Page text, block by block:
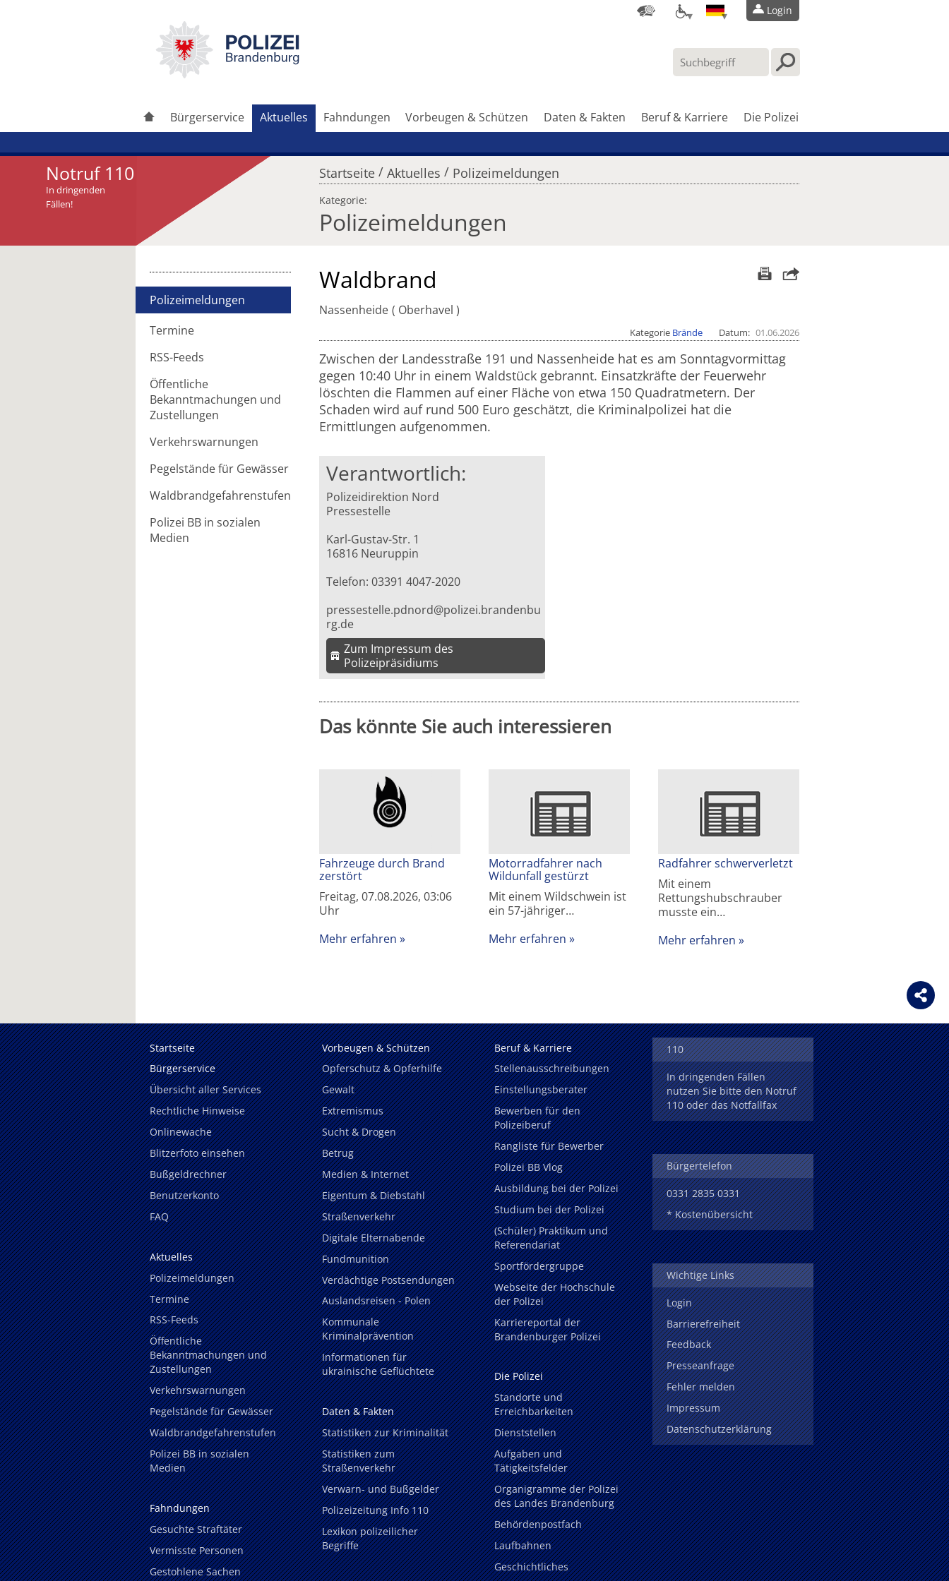
Login
Bürgerservice Aktuelles Fahndungen Vorbeugen & Schützen Daten & Fakten Beruf & Karriere Die Polizei
Notruf 110
In dringenden
Fällen!
Startseite / Aktuelles / Polizeimeldungen
Kategorie:
Polizeimeldungen
Polizeimeldungen
Termine
RSS-Feeds
Öffentliche
Bekanntmachungen und
Zustellungen
Verkehrswarnungen
Pegelstände für Gewässer
Waldbrandgefahrenstufen
Polizei BB in sozialen
Medien
Artikel weiterleiten Waldbrand
Nassenheide Oberhavel
Kategorie Brände Datum 01.06.2026
Zwischen der Landesstraße 191 und Nassenheide hat es am Sonntagvormittag
gegen 10:40 Uhr in einem Waldstück gebrannt. Einsatzkräfte der Feuerwehr
löschten die Flammen auf einer Fläche von etwa 150 Quadratmetern. Der
Schaden wird auf rund 500 Euro geschätzt, die Kriminalpolizei hat die
Ermittlungen aufgenommen.
Verantwortlich:
Polizeidirektion Nord
Pressestelle
Karl-Gustav-Str. 1
16816 Neuruppin
Telefon: 03391 4047-2020
pressestelle.pdnord@polizei.brandenbu
rg.de
Zum Impressum des
Polizeipräsidiums
Das könnte Sie auch interessieren
Fahrzeuge durch Brand
zerstört
Freitag, 07.08.2026, 03:06
Uhr
Mehr erfahren
Motorradfahrer nach
Wildunfall gestürzt
Mit einem Wildschwein ist
ein 57-jähriger…
Mehr erfahren
Radfahrer schwerverletzt
Mit einem
Rettungshubschrauber
musste ein…
Mehr erfahren
Startseite
Bürgerservice
Übersicht aller Services
Rechtliche Hinweise
Onlinewache
Blitzerfoto einsehen
Bußgeldrechner
Benutzerkonto
FAQ
Aktuelles
Polizeimeldungen
Termine
RSS-Feeds
Öffentliche
Bekanntmachungen und
Zustellungen
Verkehrswarnungen
Pegelstände für Gewässer
Waldbrandgefahrenstufen
Polizei BB in sozialen
Medien
Fahndungen
Gesuchte Straftäter
Vermisste Personen
Gestohlene Sachen
Vorbeugen & Schützen
Opferschutz & Opferhilfe
Gewalt
Extremismus
Sucht & Drogen
Betrug
Medien & Internet
Eigentum & Diebstahl
Straßenverkehr
Digitale Elternabende
Fundmunition
Verdächtige Postsendungen
Auslandsreisen - Polen
Kommunale
Kriminalprävention
Informationen für
ukrainische Geflüchtete
Daten & Fakten
Statistiken zur Kriminalität
Statistiken zum
Straßenverkehr
Verwarn- und Bußgelder
Polizeizeitung Info 110
Lexikon polizeilicher
Begriffe
Beruf & Karriere
Stellenausschreibungen
Einstellungsberater
Bewerben für den
Polizeiberuf
Rangliste für Bewerber
Polizei BB Vlog
Ausbildung bei der Polizei
Studium bei der Polizei
(Schüler) Praktikum und
Referendariat
Sportfördergruppe
Webseite der Hochschule
der Polizei
Karriereportal der
Brandenburger Polizei
Die Polizei
Standorte und
Erreichbarkeiten
Dienststellen
Aufgaben und
Tätigkeitsfelder
Organigramme der Polizei
des Landes Brandenburg
Behördenpostfach
Laufbahnen
Geschichtliches
110
In dringenden Fällen
nutzen Sie bitte den Notruf
110 oder das Notfallfax
Bürgertelefon
0331 2835 0331
* Kostenübersicht
Wichtige Links
Login
Barrierefreiheit
Feedback
Presseanfrage
Fehler melden
Impressum
Datenschutzerklärung